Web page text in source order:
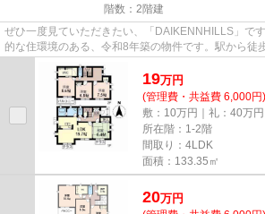
階数：2階建
ぜひ一度見ていただきたい、「DAIKENNHILLS」で
的な住環境のある、令和8年築の物件です。駅から徒
車利用が多い方にオススメです...
19万円
(管理費・共益費 6,000円)
敷：10万円｜礼：40万円
所在階：1-2階
間取り：4LDK
面積：133.35㎡
20万円